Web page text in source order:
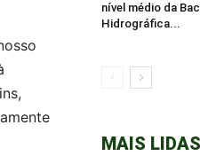
nível médio da
Hidrográfica...
MAIS LIDAS